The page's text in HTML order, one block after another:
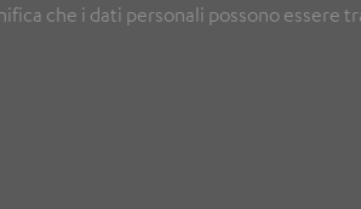
che i dati personali possono essere